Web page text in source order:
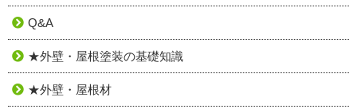
Q&A
★外壁・屋根塗装の基礎知識
★外壁・屋根材